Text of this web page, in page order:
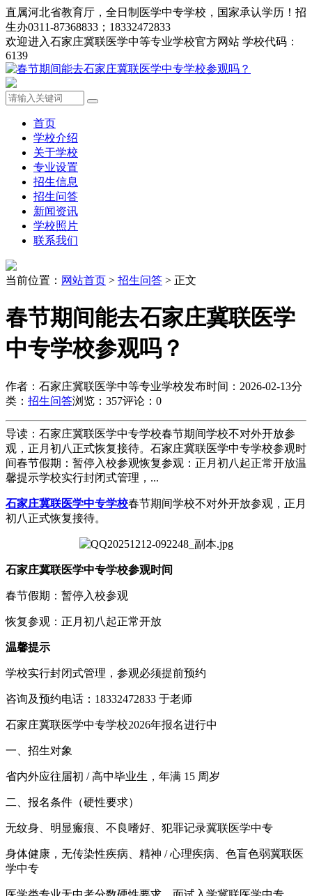
直属河北省教育厅，全日制医学中专学校，国家承认学历！招
生办0311-87368833；18332472833
欢迎进入石家庄冀联医学中等专业学校官方网站 学校代码：
6139
首页
学校介绍
关于学校
专业设置
招生信息
招生问答
新闻资讯
学校照片
联系我们
当前位置： 网站首页 > 招生问答 > 正文
春节期间能去石家庄冀联医学
中专学校参观吗？
作者：石家庄冀联医学中等专业学校发布时间：2026-02-13分
类： 招生问答浏览：357评论：0
导读：石家庄冀联医学中专学校春节期间学校不对外开放参
观，正月初八正式恢复接待。石家庄冀联医学中专学校参观时
间春节假期：暂停入校参观恢复参观：正月初八起正常开放温
馨提示学校实行封闭式管理，...
石家庄冀联医学中专学校春节期间学校不对外开放参观，正月
初八正式恢复接待。
石家庄冀联医学中专学校参观时间
春节假期：暂停入校参观
恢复参观：正月初八起正常开放
温馨提示
学校实行封闭式管理，参观必须提前预约
咨询及预约电话：18332472833 于老师
石家庄冀联医学中专学校2026年报名进行中
一、招生对象
省内外应往届初 / 高中毕业生，年满 15 周岁
二、报名条件（硬性要求）
无纹身、明显瘢痕、不良嗜好、犯罪记录冀联医学中专
身体健康，无传染性疾病、精神 / 心理疾病、色盲色弱冀联医
学中专